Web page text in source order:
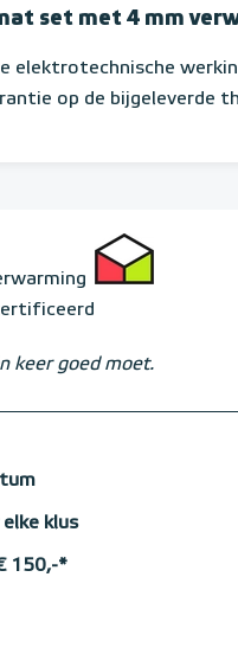
set met 4 mm
elektrotechnische
op de bijgeleverde
keer goed moet.
klus
150,-*